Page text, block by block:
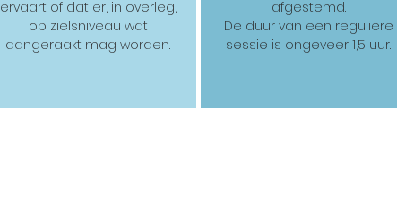
ervaart of dat er, in overleg,
op zielsniveau wat
aangeraakt mag worden.
afgestemd.
De duur van een reguliere
sessie is ongeveer 1,5 uur.